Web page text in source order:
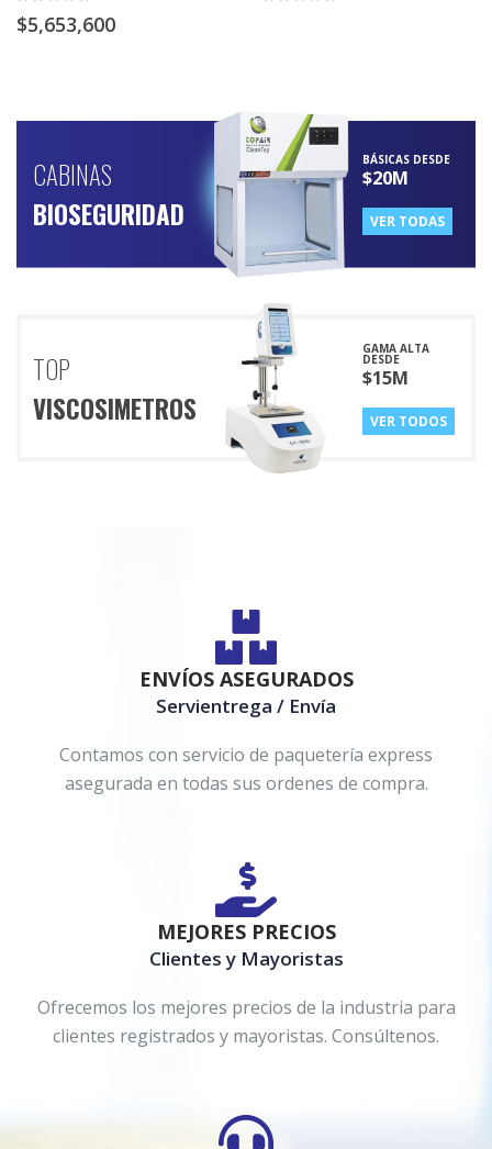
0%
$5,653,600
0%
CABINAS
BIOSEGURIDAD
BÁSICAS DESDE
$20M
VER TODAS
TOP
VISCOSIMETROS
GAMA ALTA
DESDE
$15M
VER TODOS
ENVÍOS ASEGURADOS
Servientrega / Envía
Contamos con servicio de paquetería express
asegurada en todas sus ordenes de compra.
MEJORES PRECIOS
Clientes y Mayoristas
Ofrecemos los mejores precios de la industria para
clientes registrados y mayoristas. Consúltenos.